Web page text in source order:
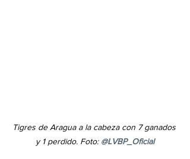
Tigres de Aragua a la cabeza con 7 ganados
y 1 perdido. Foto: @LVBP_Oficial